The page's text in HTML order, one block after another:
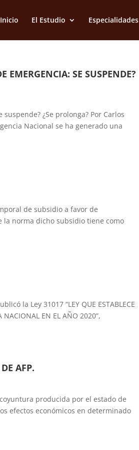
Inicio El Estudio Especialidades
EMERGENCIA: SE SUSPENDE?
suspende? ¿Se prolonga? Por Carlos
Nacional se ha generado una
de subsidio a favor de
la norma dicho subsidio tiene como
la Ley 31017 “LEY QUE ESTABLECE
NACIONAL EN EL AÑO 2020”,
AFP.
coyuntura producida por el estado de
efectos económicos en determinado